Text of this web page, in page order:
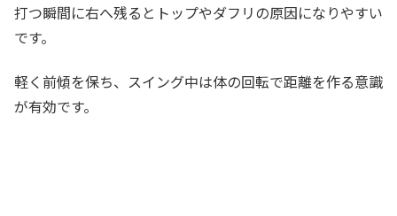
打つ瞬間に右へ残るとトップやダフリの原因になりやすい
です。
軽く前傾を保ち、スイング中は体の回転で距離を作る意識
が有効です。